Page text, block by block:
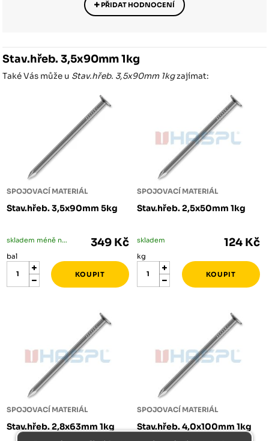
PŘIDAT HODNOCENÍ
Stav.hřeb. 3,5x90mm 1kg
Také Vás může u Stav.hřeb. 3,5x90mm 1kgzajímat:
SPOJOVACÍ MATERIÁL
Stav.hřeb. 3,5x90mm 5kg
skladem méně než 5 bal 349 Kč
bal
SPOJOVACÍ MATERIÁL
Stav.hřeb. 2,5x50mm 1kg
skladem 124 Kč
kg
SPOJOVACÍ MATERIÁL
Stav.hřeb. 2,8x63mm 1kg
SPOJOVACÍ MATERIÁL
Stav.hřeb. 4,0x100mm 1kg